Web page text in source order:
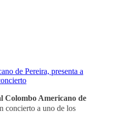
Colombo Americano de
concierto a uno de los